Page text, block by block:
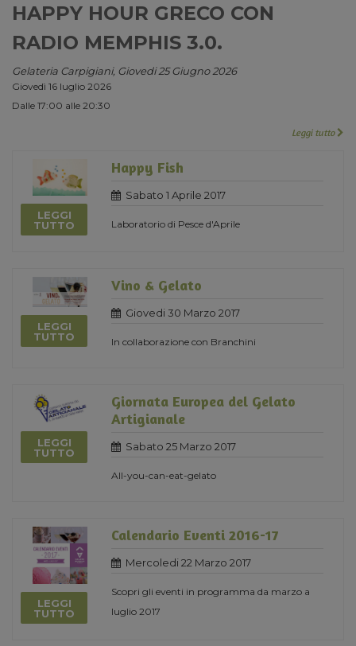
HAPPY HOUR GRECO CON
RADIO MEMPHIS 3.0.
Gelateria Carpigiani, Giovedi 25 Giugno 2026
Giovedì 16 luglio 2026
Dalle 17:00 alle 20:30
Leggi tutto
LEGGI
TUTTO
Happy Fish
Sabato 1 Aprile 2017
Laboratorio di Pesce d'Aprile
LEGGI
TUTTO
Vino & Gelato
Giovedi 30 Marzo 2017
In collaborazione con Branchini
LEGGI
TUTTO
Giornata Europea del Gelato
Artigianale
Sabato 25 Marzo 2017
All-you-can-eat-gelato
LEGGI
TUTTO
Calendario Eventi 2016-17
Mercoledi 22 Marzo 2017
Scopri gli eventi in programma da marzo a
luglio 2017